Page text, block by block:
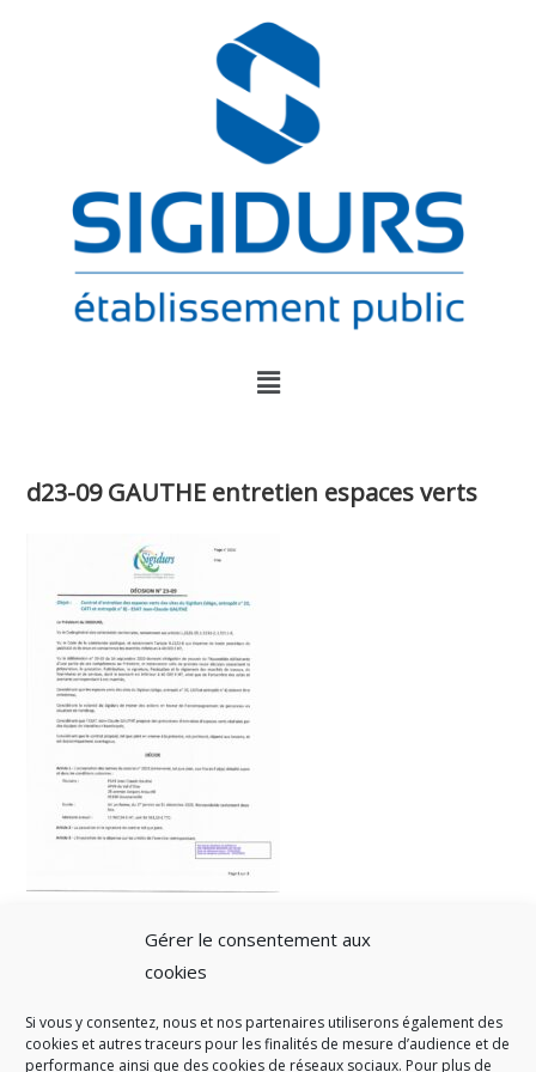
Gérer le consentement aux
cookies
Si vous y consentez, nous et nos partenaires utiliserons également des
cookies et autres traceurs pour les finalités de mesure d’audience et de
performance ainsi que des cookies de réseaux sociaux. Pour plus de
d23-09 GAUTHE entretien espaces verts
A SAVOIR